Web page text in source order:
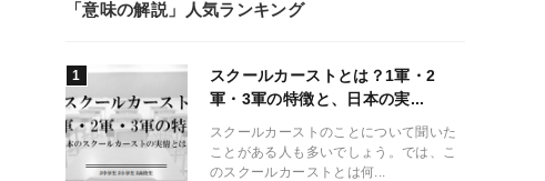
「意味の解説」人気ランキング
スクールカーストとは？1軍・2
軍・3軍の特徴と、日本の実...
スクールカーストのことについて聞いた
ことがある人も多いでしょう。では、こ
のスクールカーストとは何...